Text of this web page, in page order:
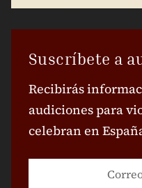
Suscríbete a
Recibirás
audiciones para
celebran en